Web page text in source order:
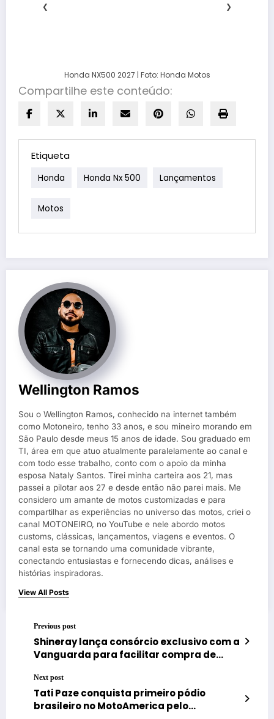
❮ ❯
Honda NX500 2027 | Foto: Honda Motos
Compartilhe este conteúdo:
Etiqueta
Honda Honda Nx 500 Lançamentos
Motos
Wellington Ramos
Sou o Wellington Ramos, conhecido na internet também
como Motoneiro, tenho 33 anos, e sou mineiro morando em
São Paulo desde meus 15 anos de idade. Sou graduado em
TI, área em que atuo atualmente paralelamente ao canal e
com todo esse trabalho, conto com o apoio da minha
esposa Nataly Santos. Tirei minha carteira aos 21, mas
passei a pilotar aos 27 e desde então não parei mais. Me
considero um amante de motos customizadas e para
compartilhar as experiências no universo das motos, criei o
canal MOTONEIRO, no YouTube e nele abordo motos
customs, clássicas, lançamentos, viagens e eventos. O
canal esta se tornando uma comunidade vibrante,
conectando entusiastas e fornecendo dicas, análises e
histórias inspiradoras.
View All Posts
Previous post
Shineray lança consórcio exclusivo com a
Vanguarda para facilitar compra de
Next post
Tati Paze conquista primeiro pódio
brasileiro no MotoAmerica pelo